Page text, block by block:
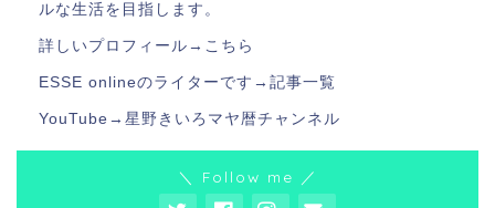
ルな生活を目指します。
詳しいプロフィール→ こちら
ESSE onlineのライターです→ 記事一覧
YouTube→ 星野きいろマヤ暦チャンネル
＼ Follow me ／